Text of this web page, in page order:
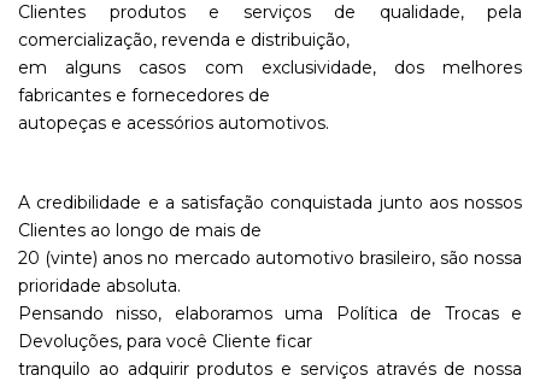
Clientes produtos e serviços de qualidade, pela
comercialização, revenda e distribuição,
em alguns casos com exclusividade, dos melhores
fabricantes e fornecedores de
autopeças e acessórios automotivos.
A credibilidade e a satisfação conquistada junto aos nossos
Clientes ao longo de mais de
20 (vinte) anos no mercado automotivo brasileiro, são nossa
prioridade absoluta.
Pensando nisso, elaboramos uma Política de Trocas e
Devoluções, para você Cliente ficar
tranquilo ao adquirir produtos e serviços através de nossa